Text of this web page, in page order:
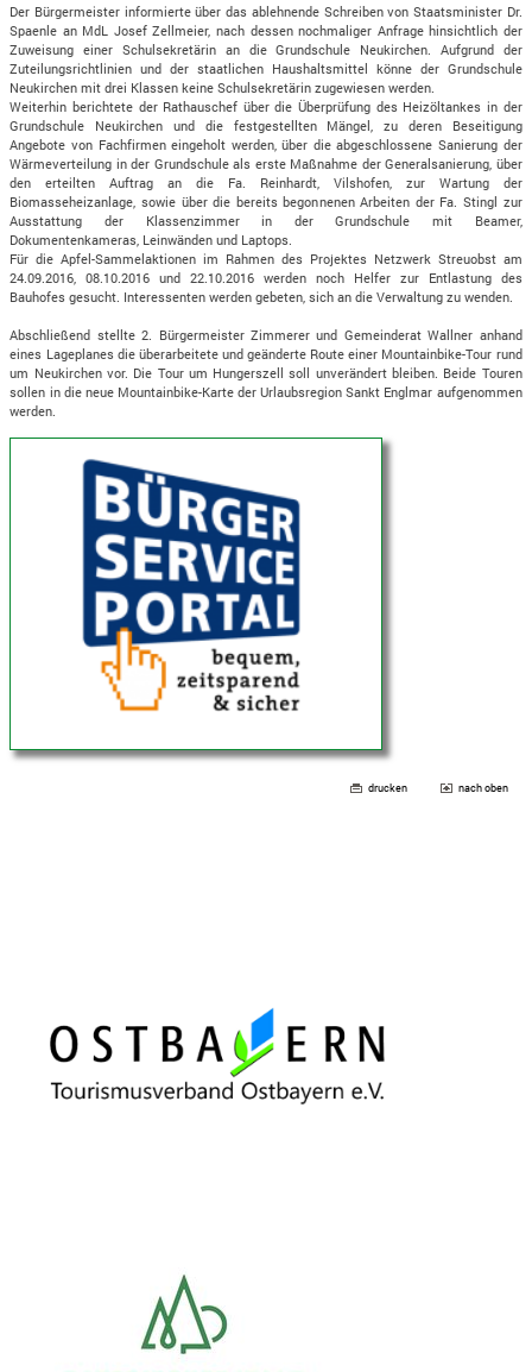
Der Bürgermeister informierte über das ablehnende Schreiben von Staatsminister Dr.
Spaenle an MdL Josef Zellmeier, nach dessen nochmaliger Anfrage hinsichtlich der
Zuweisung einer Schulsekretärin an die Grundschule Neukirchen. Aufgrund der
Zuteilungsrichtlinien und der staatlichen Haushaltsmittel könne der Grundschule
Neukirchen mit drei Klassen keine Schulsekretärin zugewiesen werden.
Weiterhin berichtete der Rathauschef über die Überprüfung des Heizöltankes in der
Grundschule Neukirchen und die festgestellten Mängel, zu deren Beseitigung
Angebote von Fachfirmen eingeholt werden, über die abgeschlossene Sanierung der
Wärmeverteilung in der Grundschule als erste Maßnahme der Generalsanierung, über
den erteilten Auftrag an die Fa. Reinhardt, Vilshofen, zur Wartung der
Biomasseheizanlage, sowie über die bereits begonnenen Arbeiten der Fa. Stingl zur
Ausstattung der Klassenzimmer in der Grundschule mit Beamer,
Dokumentenkameras, Leinwänden und Laptops.
Für die Apfel-Sammelaktionen im Rahmen des Projektes Netzwerk Streuobst am
24.09.2016, 08.10.2016 und 22.10.2016 werden noch Helfer zur Entlastung des
Bauhofes gesucht. Interessenten werden gebeten, sich an die Verwaltung zu wenden.
Abschließend stellte 2. Bürgermeister Zimmerer und Gemeinderat Wallner anhand
eines Lageplanes die überarbeitete und geänderte Route einer Mountainbike-Tour rund
um Neukirchen vor. Die Tour um Hungerszell soll unverändert bleiben. Beide Touren
sollen in die neue Mountainbike-Karte der Urlaubsregion Sankt Englmar aufgenommen
werden.
drucken nach oben